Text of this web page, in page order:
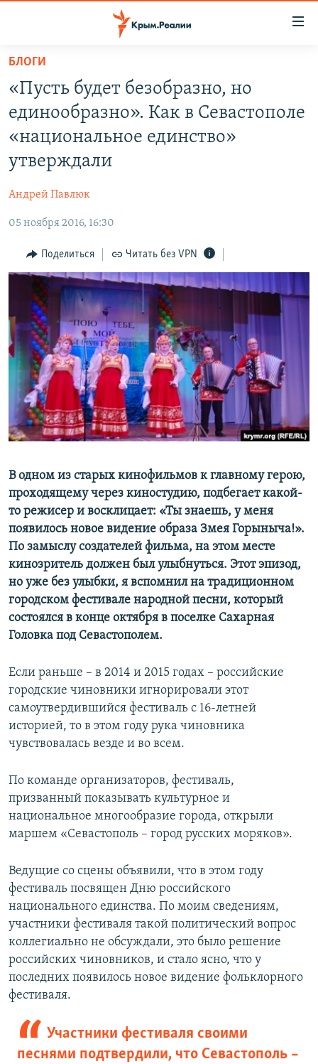
Вернуться
основному
содержанию
главной
Вернутся
СПЕЦПРОЕКТЫ
ИНТЕРАКТИВ
ИНФОГРАФИКА
ТЕЛЕПРОЕКТ КРЫМ.РЕАЛИИ
СОВЕТЫ ПРАВОЗАЩИТНИКОВ
ПРОПАВШИЕ БЕЗ ВЕСТИ
ПОБЕДИТЕЛЕЙ НЕ СУДЯТ?
КРЫМ.НЕПОКОРЕННЫЙ
ELIFBE
УКРАИНСКАЯ ПРОБЛЕМА КРЫМА
РАДІО СВОБОДА
КАК ОБОЙТИ БЛОКИРОВКУ
Qırımtatar
ПРИСОЕДИНЯЙТЕСЬ!
Все сайты RFE/RL
БЛОГИ
«Пусть будет безобразно, но
единообразно». Как в Севастополе
«национальное единство»
утверждали
Андрей Павлюк
05 ноября 2016, 16:30
Поделиться Читать без VPN
В одном из старых кинофильмов к главному герою,
проходящему через киностудию, подбегает какой-
то режисер и восклицает: «Ты знаешь, у меня
появилось новое видение образа Змея Горыныча!».
По замыслу создателей фильма, на этом месте
кинозритель должен был улыбнуться. Этот эпизод,
но уже без улыбки, я вспомнил на традиционном
городском фестивале народной песни, который
состоялся в конце октября в поселке Сахарная
Головка под Севастополем.
Если раньше – в 2014 и 2015 годах – российские
городские чиновники игнорировали этот
самоутвердившийся фестиваль с 16-летней
историей, то в этом году рука чиновника
чувствовалась везде и во всем.
По команде организаторов, фестиваль,
призванный показывать культурное и
национальное многообразие города, открыли
маршем «Севастополь – город русских моряков».
Ведущие со сцены объявили, что в этом году
фестиваль посвящен Дню российского
национального единства. По моим сведениям,
участники фестиваля такой политический вопрос
коллегиально не обсуждали, это было решение
российских чиновников, и стало ясно, что у
последних появилось новое видение фольклорного
фестиваля.
Участники фестиваля своими
песнями подтвердили, что Севастополь –